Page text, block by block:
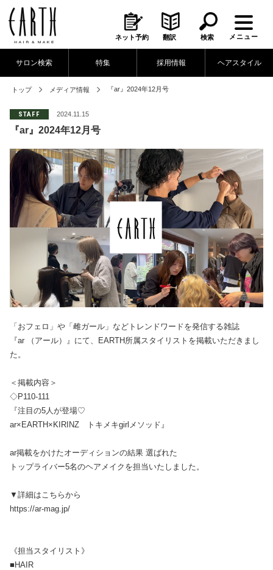
ネット予約 翻訳 検索 メニュー
サロン検索 特集 採用情報 ヘアスタイル
トップ メディア情報 『ar』2024年12月号
STAFF 2024.11.15
『ar』2024年12月号
「おフェロ」や「雌ガール」などトレンドワードを発信する雑誌
『ar （アール）』にて、EARTH所属スタイリストを掲載いただきまし
た。
＜掲載内容＞
◇P110-111
『注目の5人が登場♡
ar×EARTH×KIRINZ トキメキgirlメソッド』
ar掲載をかけたオーディションの結果 選ばれた
トップライバー5名のヘアメイクを担当いたしました。
▼詳細はこちらから
https://ar-mag.jp/
《担当スタイリスト》
■HAIR